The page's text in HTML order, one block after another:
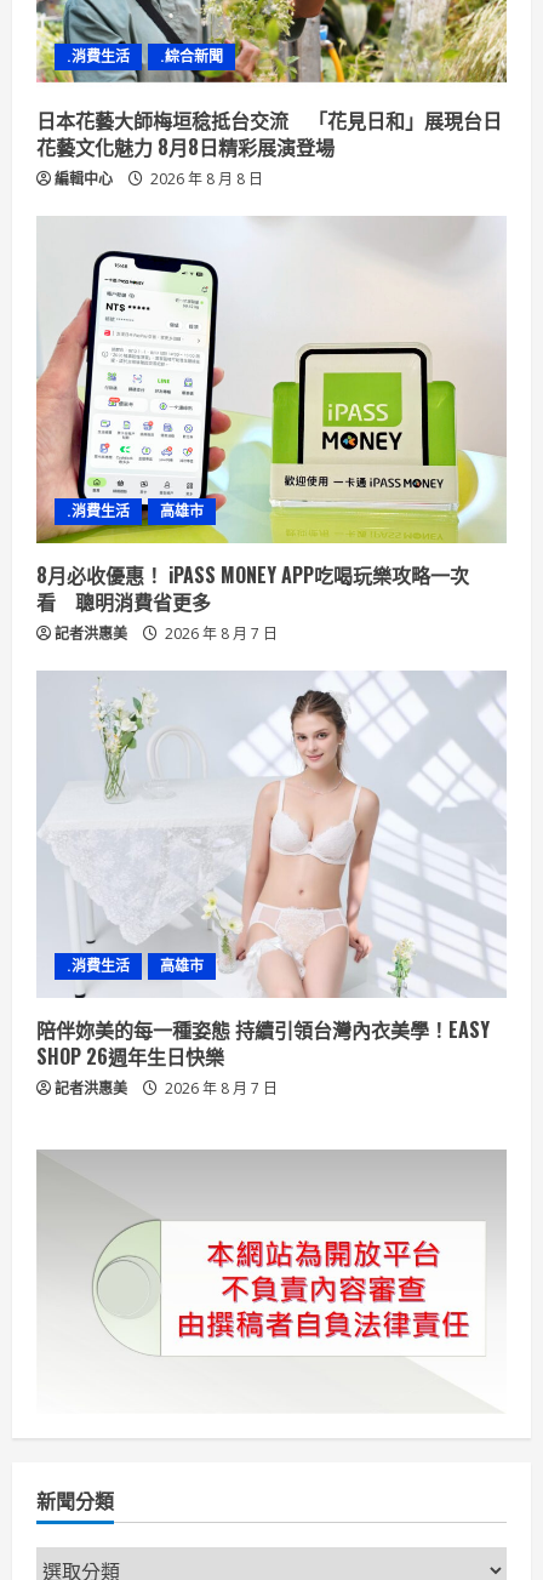
i
n
g
.消費生活 .綜合新聞
日本花藝大師梅垣稔抵台交流 「花見日和」展現台日
花藝文化魅力 8月8日精彩展演登場
編輯中心 2026 年 8 月 8 日
.消費生活 高雄市
8月必收優惠！ iPASS MONEY APP吃喝玩樂攻略一次
看 聰明消費省更多
記者洪惠美 2026 年 8 月 7 日
.消費生活 高雄市
陪伴妳美的每一種姿態 持續引領台灣內衣美學！EASY
SHOP 26週年生日快樂
記者洪惠美 2026 年 8 月 7 日
新聞分類
新